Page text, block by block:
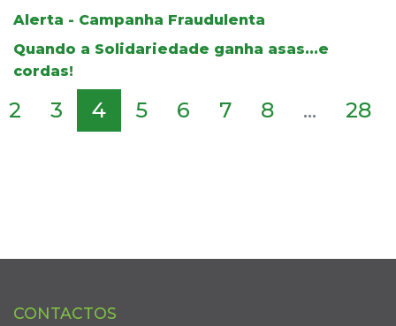
Alerta - Campanha Fraudulenta
Quando a Solidariedade ganha asas...e
cordas!
2 3 4 5 6 7 8 ... 28
CONTACTOS